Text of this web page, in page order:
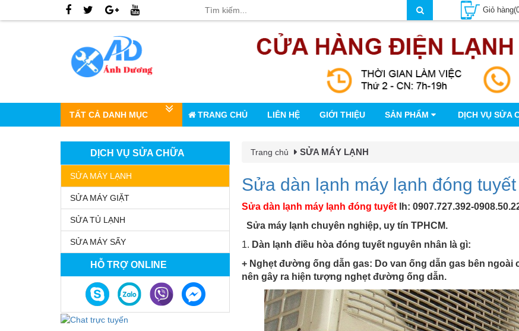
Giỏ
TẤT CẢ DANH MỤC TRANG CHỦ LIÊN HỆ GIỚI THIỆU SẢN PHẨM DỊCH VỤ SỬA
DỊCH VỤ SỬA CHỮA
SỬA MÁY LẠNH
SỬA MÁY GIẶT
SỬA TỦ LẠNH
SỬA MÁY SẤY
HỖ TRỢ ONLINE
Trang chủ SỬA MÁY LẠNH
Sửa dàn lạnh máy lạnh đóng tuyết
Sửa dàn lạnh máy lạnh đóng tuyết
lh: 0907.727.392-
Sửa máy lạnh chuyên nghiệp, uy tín TPHCM.
1. Dàn lạnh điều hòa đóng tuyết nguyên nhân là gì:
+ Nghẹt đường ống dẫn gas: Do van ống dẫn gas bên
nên gây ra hiện tượng nghẹt đường ống dẫn.